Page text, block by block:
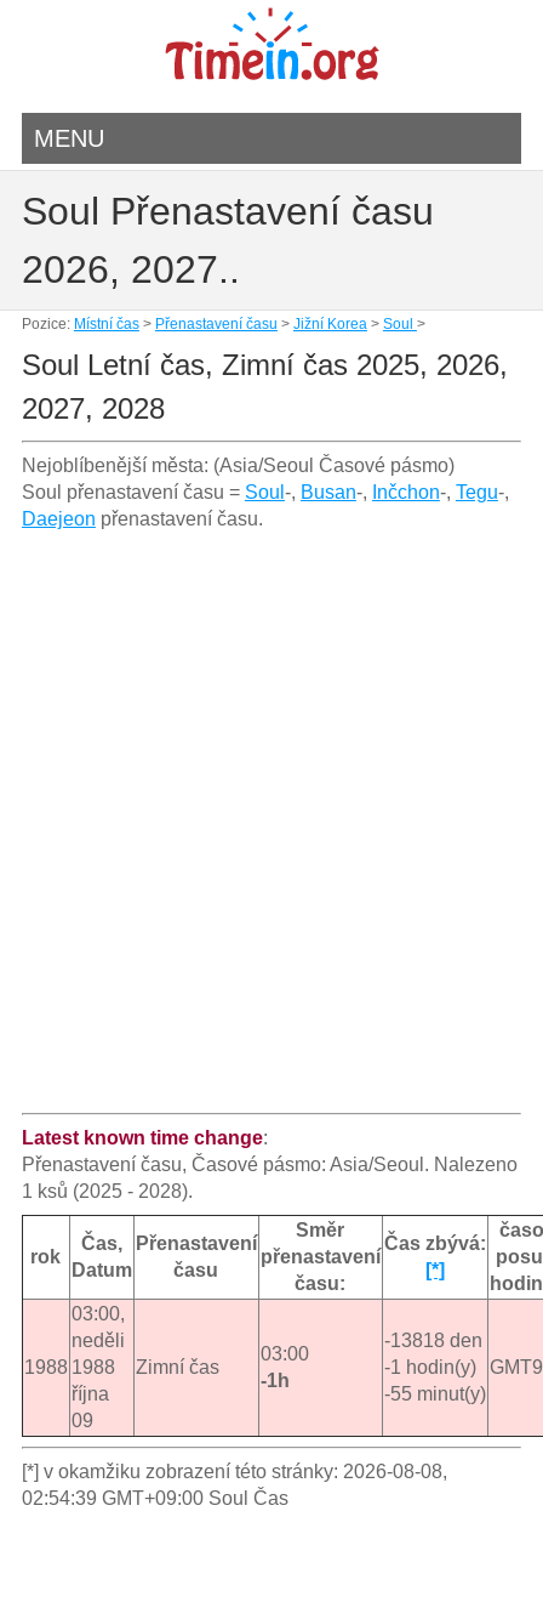
MENU
Soul Přenastavení času
2026, 2027..
Pozice: Místní čas> Přenastavení času > Jižní Korea> Soul >
Soul Letní čas, Zimní čas 2025, 2026,
2027, 2028
Nejoblíbenější města: (Asia/Seoul Časové pásmo)
Soul přenastavení času = Soul -, Busan-, Inčchon-, Tegu-,
Daejeon přenastavení času.
Latest known time change:
Přenastavení času, Časové pásmo: Asia/Seoul. Nalezeno
1 ksů (2025 - 2028).
rok
Čas,
Datum
Přenastavení
času
Směr
přenastavení
času:
Čas zbývá:
[*]
1988
03:00,
neděli
1988
října
09
Zimní čas
03:00
-1h
-13818 den
-1 hodin(y)
-55 minut(y)
GMT9
[*] v okamžiku zobrazení této stránky: 2026-08-08,
02:54:39 GMT+09:00 Soul Čas